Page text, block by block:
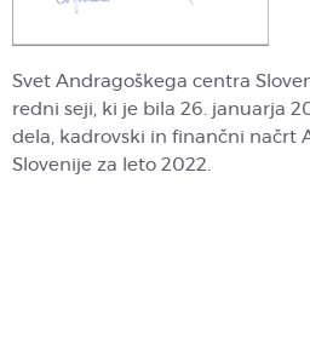
Svet Andragoškega centra
redni seji, ki je bila 26. januarja
dela, kadrovski in finančni načrt
Slovenije za leto 2022.